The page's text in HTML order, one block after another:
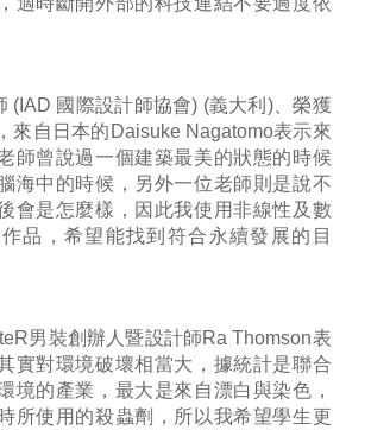
(IAD 國際設計師協會) (義大利)、榮獲
來自日本的Daisuke Nagatomo表示來
師曾說過一個建築最美的狀態的時候
海中的時候，另外一位老師則是說不
會是怎麼樣，因此我使用非線性及數
品，希望能找到符合永續發展的目
男裝創辦人暨設計師Ra Thomson表
實對環境破壞相當大，據統計是聯合
境的產業，最大是來自漂白與染色，
所使用的殺蟲劑，所以我希望學生更